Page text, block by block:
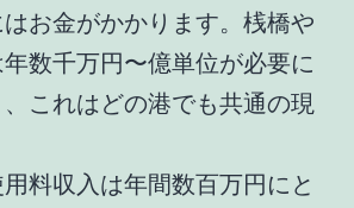
お金がかかります。桟橋や
数千万円〜億単位が必要に
これはどの港でも共通の現
料収入は年間数百万円にと